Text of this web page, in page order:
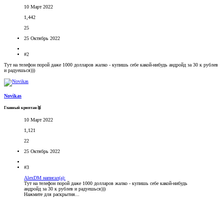
10 Март 2022
1,442
25
25 Октябрь 2022
#2
Тут на телефон порой даже 1000 долларов жалко - купишь себе какой-нибудь андройд за 30 к рублев
и радуешься)))
Novikas
Главный криптан🥈
10 Март 2022
1,121
22
25 Октябрь 2022
#3
AlexDM написал(а):
Тут на телефон порой даже 1000 долларов жалко - купишь себе какой-нибудь
андройд за 30 к рублев и радуешься)))
Нажмите для раскрытия...